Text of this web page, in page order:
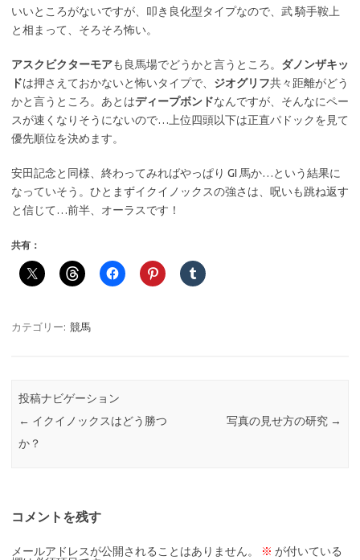
いいところがないですが、叩き良化型タイプなので、武 騎手鞍上
と相まって、そろそろ怖い。
アスクビクターモアも良馬場でどうかと言うところ。 ダノンザキッ
ドは押さえておかないと怖いタイプで、 ジオグリフ共々距離がどう
かと言うところ。あとはディープボンドなんですが、そんなにペー
スが速くなりそうにないので…上位四頭以下は正直パドックを見て
優先順位を決めます。
安田記念と同様、終わってみればやっぱり GI 馬か…という結果に
なっていそう。ひとまずイクイノックスの強さは、呪いも跳ね返す
と信じて…前半、オーラスです！
共有：
カテゴリー: 競馬
投稿ナビゲーション
← イクイノックスはどう勝つ
か？
写真の見せ方の研究 →
コメントを残す
メールアドレスが公開されることはありません。 ※ が付いている